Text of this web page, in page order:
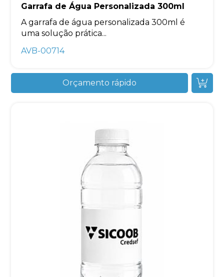
Garrafa de Água Personalizada 300ml
A garrafa de água personalizada 300ml é
uma solução prática...
AVB-00714
Orçamento rápido